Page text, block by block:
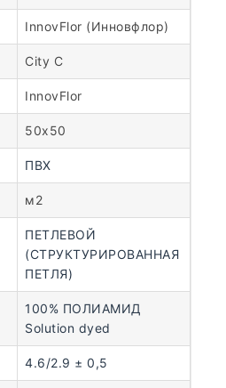
InnovFlor (Инновфлор)
City C
InnovFlor
50х50
ПВХ
м2
ПЕТЛЕВОЙ
(СТРУКТУРИРОВАННАЯ
ПЕТЛЯ)
100% ПОЛИАМИД
Solution dyed
4.6/2.9 ± 0,5